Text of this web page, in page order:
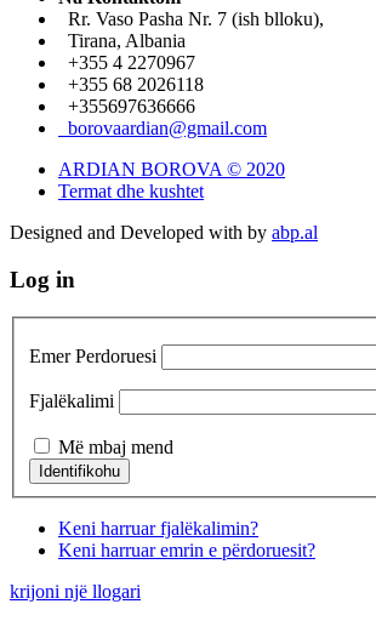
Rr. Vaso Pasha Nr. 7 (ish blloku),
Tirana, Albania
+355 4 2270967
+355 68 2026118
+355697636666
borovaardian@gmail.com
ARDIAN BOROVA © 2020
Termat dhe kushtet
Designed and Developed with by abp.al
Log in
Emer Perdoruesi
Fjalëkalimi
Më mbaj mend
Keni harruar fjalëkalimin?
Keni harruar emrin e përdoruesit?
krijoni një llogari